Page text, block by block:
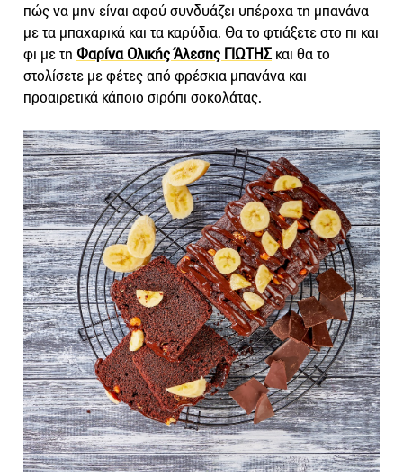
πώς να μην είναι αφού συνδυάζει υπέροχα τη μπανάνα
με τα μπαχαρικά και τα καρύδια. Θα το φτιάξετε στο πι και
φι με τη Φαρίνα Ολικής Άλεσης ΓΙΩΤΗΣ και θα το
στολίσετε με φέτες από φρέσκια μπανάνα και
προαιρετικά κάποιο σιρόπι σοκολάτας.